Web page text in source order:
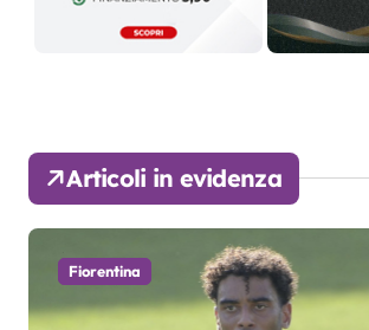
Articoli in evidenza
Fiorentina